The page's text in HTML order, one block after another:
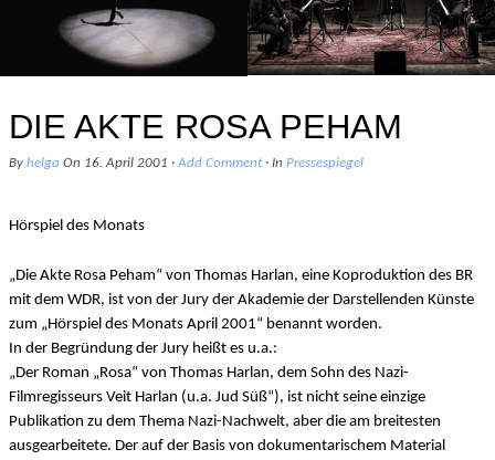
5. September 2018 20. Januar 2017
DIE AKTE ROSA PEHAM
By helga On 16. April 2001 · Add Comment· In Pressespiegel
Hörspiel des Monats
„Die Akte Rosa Peham“ von Thomas Harlan, eine Koproduktion des BR
mit dem WDR, ist von der Jury der Akademie der Darstellenden Künste
zum „Hörspiel des Monats April 2001“ benannt worden.
In der Begründung der Jury heißt es u.a.:
„Der Roman „Rosa“ von Thomas Harlan, dem Sohn des Nazi-
Filmregisseurs Veit Harlan (u.a. Jud Süß“), ist nicht seine einzige
Publikation zu dem Thema Nazi-Nachwelt, aber die am breitesten
ausgearbeitete. Der auf der Basis von dokumentarischem Material